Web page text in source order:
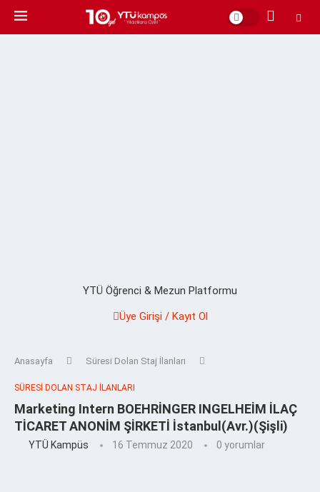
YTÜ Öğrenci & Mezun Platformu
Üye Girişi / Kayıt Ol
Anasayfa Süresi Dolan Staj İlanları
SÜRESI DOLAN STAJ İLANLARI
Marketing Intern BOEHRİNGER INGELHEİM İLAÇ
TİCARET ANONİM ŞİRKETİ İstanbul(Avr.)(Şişli)
YTÜ Kampüs 16 Temmuz 2020 0 yorumlar